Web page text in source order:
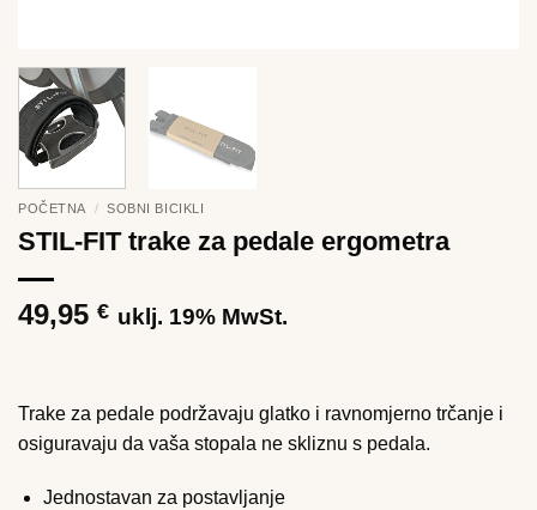
POČETNA / SOBNI BICIKLI
STIL-FIT trake za pedale ergometra
49,95 € uklj. 19% MwSt.
Trake za pedale podržavaju glatko i ravnomjerno trčanje i
osiguravaju da vaša stopala ne skliznu s pedala.
Jednostavan za postavljanje